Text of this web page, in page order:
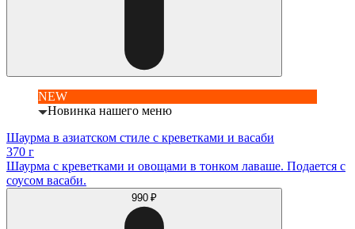
NEW
Новинка нашего меню
Шаурма в азиатском стиле с креветками и васаби
370 г
Шаурма с креветками и овощами в тонком лаваше. Подается с
соусом васаби.
990 ₽